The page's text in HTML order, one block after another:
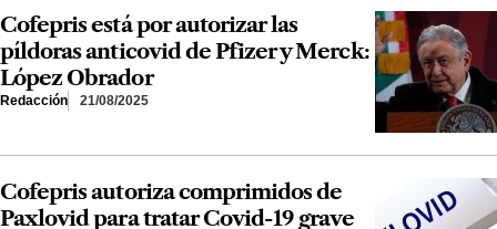
Cofepris está por autorizar las
píldoras anticovid de Pfizer y Merck:
López Obrador
Redacción 21/08/2025
Cofepris autoriza comprimidos de
Paxlovid para tratar Covid-19 grave